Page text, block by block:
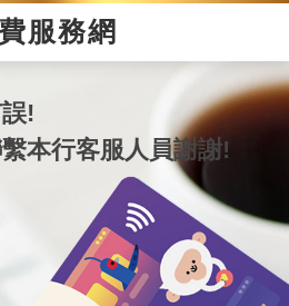
服務網
!
本行客服人員謝謝!